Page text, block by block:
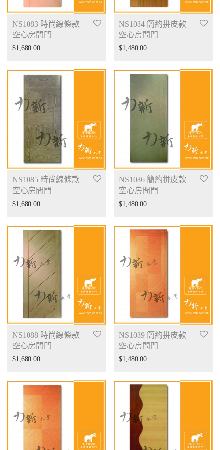
NS1083 時尚線條款
空心房間門
$1,680.00
NS1084 簡約拼皮款
空心房間門
$1,480.00
NS1085 時尚線條款
空心房間門
$1,680.00
NS1086 簡約拼皮款
空心房間門
$1,480.00
NS1088 時尚線條款
空心房間門
$1,680.00
NS1089 簡約拼皮款
空心房間門
$1,480.00